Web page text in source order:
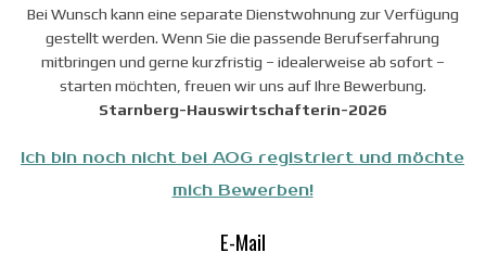
Bei Wunsch kann eine separate Dienstwohnung zur Verfügung
gestellt werden. Wenn Sie die passende Berufserfahrung
mitbringen und gerne kurzfristig – idealerweise ab sofort –
starten möchten, freuen wir uns auf Ihre Bewerbung.
Starnberg-Hauswirtschafterin-2026
Ich bin noch nicht bei AOG registriert und möchte
mich Bewerben!
E-Mail